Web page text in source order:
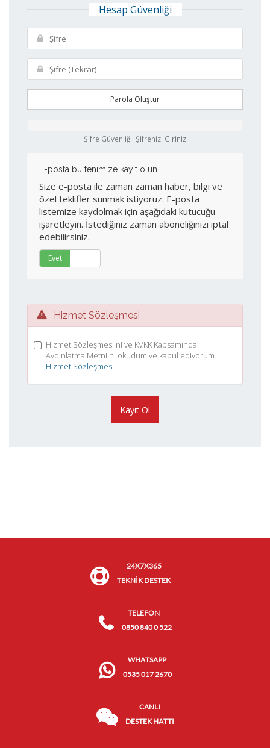
Hesap Güvenliği
Parola Oluştur
Şifre Güvenliği: Şifrenizi Giriniz
E-posta bültenimize kayıt olun
Size e-posta ile zaman zaman haber, bilgi ve
özel teklifler sunmak istiyoruz. E-posta
listemize kaydolmak için aşağıdaki kutucuğu
işaretleyin. İstediğiniz zaman aboneliğinizi iptal
edebilirsiniz.
Evet
Hizmet Sözleşmesi
Hizmet Sözleşmesi'ni ve KVKK Kapsamında
Aydınlatma Metni'ni okudum ve kabul ediyorum.
Hizmet Sözleşmesi
24X7X365
TEKNİK DESTEK
TELEFON
0850 840 0 522
WHATSAPP
0535 017 2670
CANLI
DESTEK HATTI